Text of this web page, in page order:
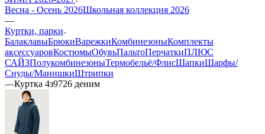
Весна - Осень 2026Школьная коллекция 2026
—
Куртки, парки
БалаклавыБрюкиВарежкиКомбинезоныКомплекты
аксессуаровКостюмыОбувьПальтоПерчаткиПЛЮС
САЙЗПолукомбинезоныТермобельё/ФлисШапкиШарфы/
Снуды/МанишкиШтрипки
—Куртка 4з9726 деним